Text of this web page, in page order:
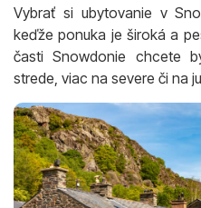
Vybrať si ubytovanie v
keďže ponuka je široká a
časti Snowdonie chcete
strede, viac na severe či na